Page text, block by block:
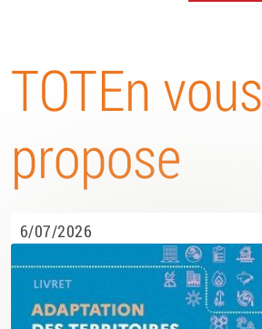
TOTEn vous
propose
6/07/2026